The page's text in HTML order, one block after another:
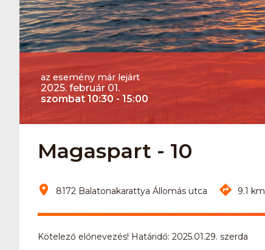
az esemény már lejárt
2025. február 01.
szombat 10:30 - 15:00
Magaspart - 10
8172 Balatonakarattya Állomás utca 9.1 km
Kötelező előnevezés! Határidő: 2025.01.29. szerda